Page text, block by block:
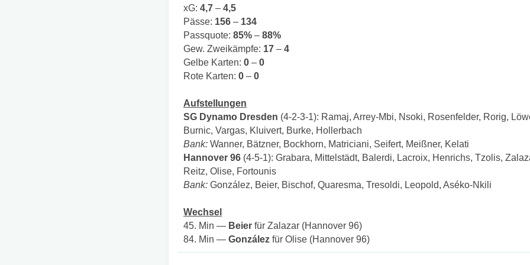
xG: 4,7 – 4,5
Pässe: 156 – 134
Passquote: 85% – 88%
Gew. Zweikämpfe: 17 – 4
Gelbe Karten: 0 – 0
Rote Karten: 0 – 0
Aufstellungen
SG Dynamo Dresden (4-2-3-1): Ramaj, Arrey-Mbi, Nsoki, Rosenfelder, Rorig,
Burnic, Vargas, Kluivert, Burke, Hollerbach
Bank: Wanner, Bätzner, Bockhorn, Matriciani, Seifert, Meißner, Kelati
Hannover 96 (4-5-1): Grabara, Mittelstädt, Balerdi, Lacroix, Henrichs, Tzolis,
Reitz, Olise, Fortounis
Bank: González, Beier, Bischof, Quaresma, Tresoldi, Leopold, Aséko-Nkili
Wechsel
45. Min — Beier für Zalazar (Hannover 96)
84. Min — González für Olise (Hannover 96)